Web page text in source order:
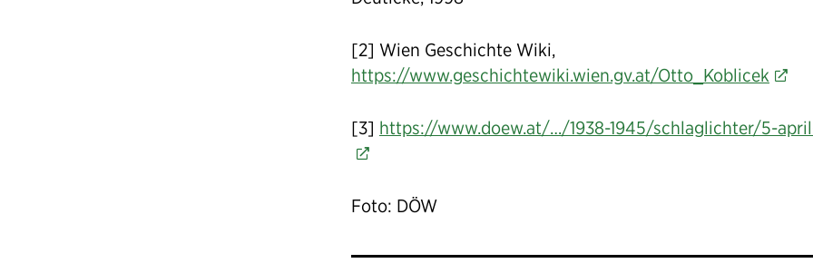
[2] Wien Geschichte Wiki,
https://www.geschichtewiki.wien.gv.at/Otto_Koblicek
[3] https://www.doew.at/…/1938-1945/schlaglichter/5-
Foto: DÖW